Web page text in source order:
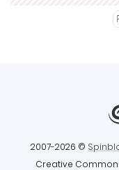
2007-2026 ©
Creative